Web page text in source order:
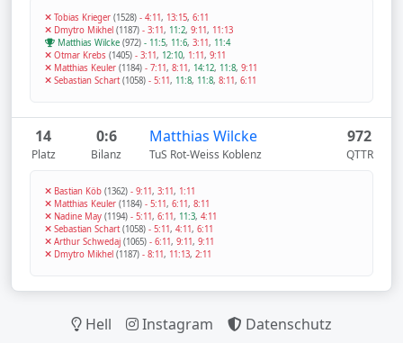
Tobias Krieger (1528) - 4:11, 13:15, 6:11
Dmytro Mikhel (1187) - 3:11, 11:2, 9:11, 11:13
Matthias Wilcke (972) - 11:5, 11:6, 3:11, 11:4
Otmar Krebs (1405) - 3:11, 12:10, 1:11, 9:11
Matthias Keuler (1184) - 7:11, 8:11, 14:12, 11:8, 9:11
Sebastian Schart(1058) - 5:11, 11:8, 11:8, 8:11, 6:11
14
Platz
0:6
Bilanz
Matthias Wilcke
TuS Rot-Weiss Koblenz
972
QTTR
Bastian Köb (1362) - 9:11, 3:11, 1:11
Matthias Keuler (1184) - 5:11, 6:11, 8:11
Nadine May (1194) - 5:11, 6:11, 11:3, 4:11
Sebastian Schart(1058) - 5:11, 4:11, 6:11
Arthur Schwedaj (1065) - 6:11, 9:11, 9:11
Dmytro Mikhel (1187) - 8:11, 11:13, 2:11
Hell Instagram Datenschutz